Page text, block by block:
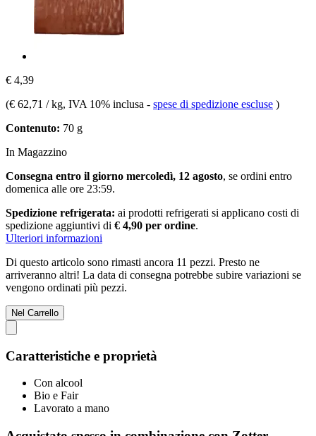
€ 4,39
(€ 62,71 / kg, IVA 10% inclusa - spese di spedizione escluse )
Contenuto: 70 g
In Magazzino
Consegna entro il giorno mercoledì, 12 agosto, se ordini entro
domenica alle ore 23:59.
Spedizione refrigerata: ai prodotti refrigerati si applicano costi di
spedizione aggiuntivi di € 4,90 per ordine.
Ulteriori informazioni
Di questo articolo sono rimasti ancora 11 pezzi. Presto ne
arriveranno altri! La data di consegna potrebbe subire variazioni se
vengono ordinati più pezzi.
Nel Carrello
Caratteristiche e proprietà
Con alcool
Bio e Fair
Lavorato a mano